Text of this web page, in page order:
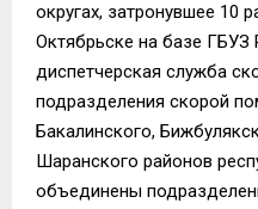
округах, затронувшее 10
Октябрьске на базе
диспетчерская служба
подразделения скорой
Бакалинского,
Шаранского районов
объединены